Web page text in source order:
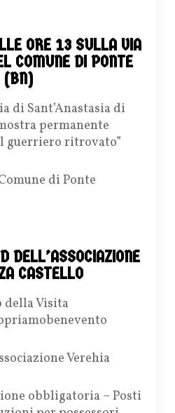
ORE 13 SULLA VIA
COMUNE DI PONTE
(BN)
di Sant’Anastasia di
permanente
guerriero ritrovato”
di Ponte
DELL’ASSOCIAZIONE
CASTELLO
Visita
Verehia
obbligatoria – Posti